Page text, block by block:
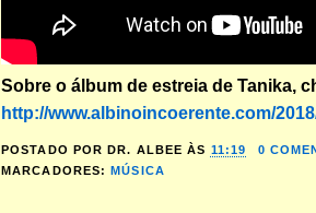
Sobre o álbum de estreia de Tanika,
http://www.albinoincoerente.com/
POSTADO POR DR. ALBEE ÀS 11:19
0
MARCADORES:MÚSICA